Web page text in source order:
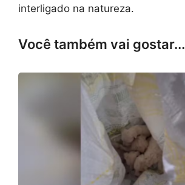
interligado na natureza.
Você também vai gostar...